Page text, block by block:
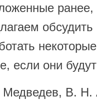
обсудить
если они
В.